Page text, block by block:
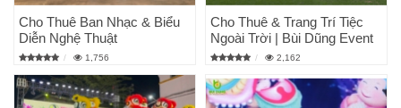
Cho Thuê Ban Nhạc & Biểu
Diễn Nghệ Thuật
1,756
Cho Thuê & Trang Trí Tiệc
Ngoài Trời | Bùi Dũng Event
2,162